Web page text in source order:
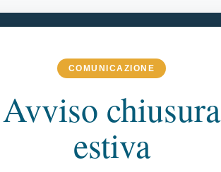
COMUNICAZIONE
Avviso chiusura
estiva